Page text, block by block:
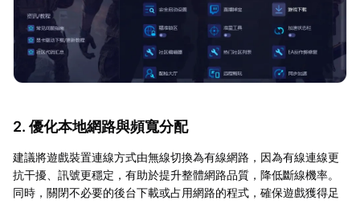
2. 優化本地網路與頻寬分配
建議將遊戲裝置連線方式由無線切換為有線網路，因為有線連線更
抗干擾、訊號更穩定，有助於提升整體網路品質，降低斷線機率。
同時，關閉不必要的後台下載或占用網路的程式，確保遊戲獲得足